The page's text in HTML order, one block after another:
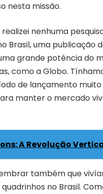
nesta missão.
nenhuma
Brasil, uma publicação
grande potência do
como a Globo.
de lançamento
manter o mercado
A Revolução
também que
no Brasil.